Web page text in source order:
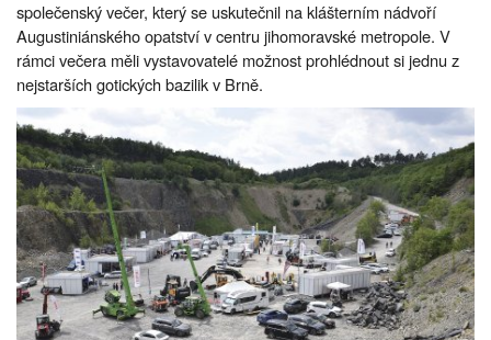
společenský večer, který se uskutečnil na klášterním nádvoří
Augustiniánského opatství v centru jihomoravské metropole. V
rámci večera měli vystavovatelé možnost prohlédnout si jednu z
nejstarších gotických bazilik v Brně.